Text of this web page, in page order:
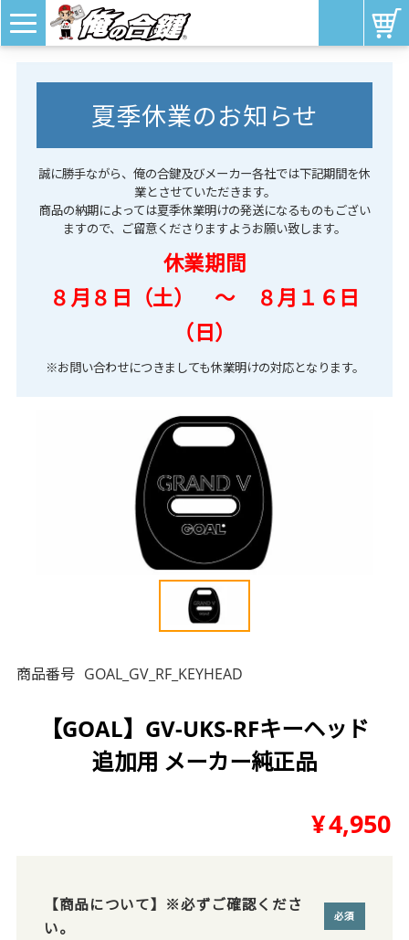
夏季休業のお知らせ
誠に勝手ながら、俺の合鍵及びメーカー各社では下記期間を休
業とさせていただきます。
商品の納期によっては夏季休業明けの発送になるものもござい
ますので、ご留意くださりますようお願い致します。
休業期間
８月８日（土） ～ ８月１６日
（日）
※お問い合わせにつきましても休業明けの対応となります。
商品番号 GOAL_GV_RF_KEYHEAD
【GOAL】GV-UKS-RFキーヘッド
追加用 メーカー純正品
¥4,950
【商品について】※必ずご確認くださ
い。